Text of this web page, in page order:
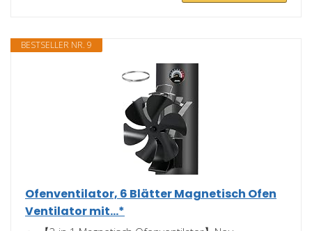
BESTSELLER NR. 9
Ofenventilator, 6 Blätter Magnetisch Ofen
Ventilator mit...*